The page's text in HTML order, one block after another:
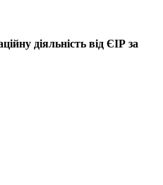
діяльність від ЄІР за